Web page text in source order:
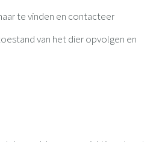
te vinden en contacteer
van het dier opvolgen en